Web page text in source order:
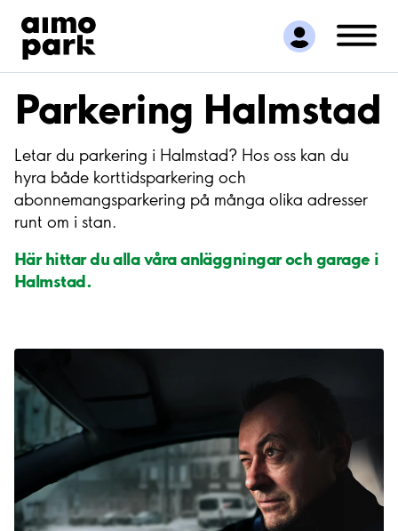
Hitta parkering
Samarbete
Kundservice
Om Aimo Park
Parkering Halmstad
Letar du parkering i Halmstad? Hos oss kan du
hyra både korttidsparkering och
abonnemangsparkering på många olika adresser
runt om i stan.
Här hittar du alla våra anläggningar och garage i
Halmstad.